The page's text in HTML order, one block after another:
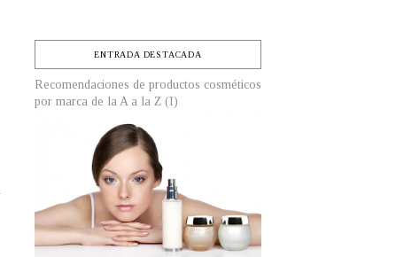
ENTRADA DESTACADA
Recomendaciones de productos cosméticos
por marca de la A a la Z (I)